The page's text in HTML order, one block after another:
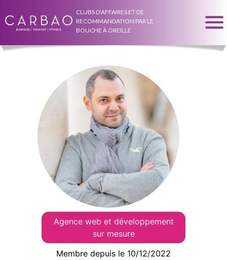
CLUBS D'AFFAIRES ET DE
RECOMMANDATION PAR LE
BOUCHE À OREILLE
Agence web et développement
sur mesure
Membre depuis le 10/12/2022